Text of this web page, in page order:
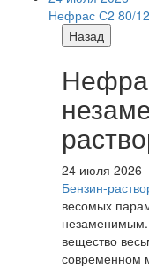
Нефрас С2 80/
Назад
24 июля 2026
Бензин-
весомых
незаменимым.
вещество
современном